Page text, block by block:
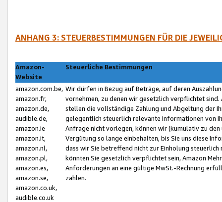
ANHANG 3: STEUERBESTIMMUNGEN FÜR DIE
Amazon-
Website
Steuerliche Bestimmungen
amazon.com.be,
amazon.fr,
amazon.de,
audible.de,
amazon.ie
amazon.it,
amazon.nl,
amazon.pl,
amazon.es,
amazon.se,
amazon.co.uk,
audible.co.uk
Wir dürfen in Bezug auf Beträge, auf deren
vornehmen, zu denen wir gesetzlich verpflichtet
stellen die vollständige Zahlung und Abgeltung der
gelegentlich steuerlich relevante Informationen von
Anfrage nicht vorlegen, können wir (kumulativ zu
Vergütung so lange einbehalten, bis Sie uns diese
dass wir Sie betreffend nicht zur Einholung
könnten Sie gesetzlich verpflichtet sein, Amazon
Anforderungen an eine gültige MwSt.-Rechnung
zahlen.